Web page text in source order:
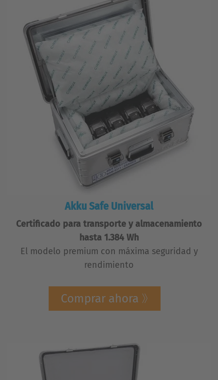
Akku Safe Universal
Certificado para transporte y almacenamiento
hasta 1.384 Wh
El modelo premium con máxima seguridad y
rendimiento
Comprar ahora